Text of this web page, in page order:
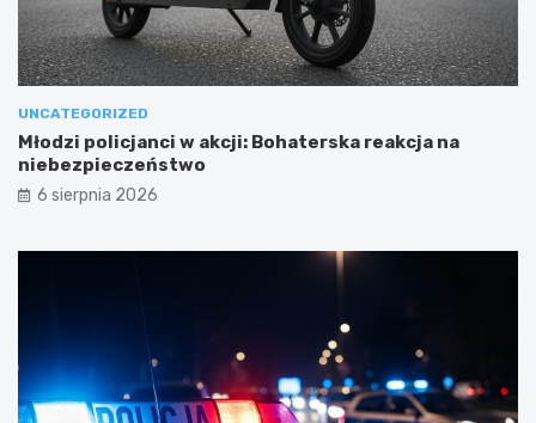
UNCATEGORIZED
Młodzi policjanci w akcji: Bohaterska reakcja na
niebezpieczeństwo
6 sierpnia 2026